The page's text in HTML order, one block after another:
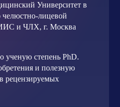
Университет в
челюстно-лицевой
и ЧЛХ, г. Москва
ученую степень PhD.
и полезную
рецензируемых